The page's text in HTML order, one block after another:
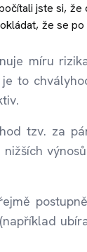
jste si,
že se
míru
to
tzv. za
(například